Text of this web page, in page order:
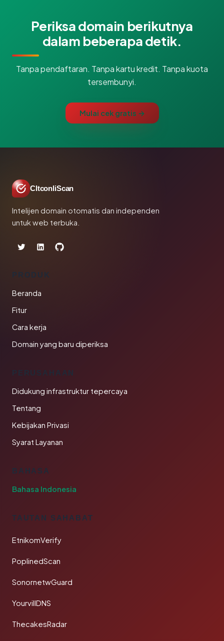
Periksa domain berikutnya
dalam beberapa detik.
Tanpa pendaftaran. Tanpa kartu kredit. Tanpa kuota
tersembunyi.
Mulai cek gratis →
CltconliScan
Intelijen domain otomatis dan independen
untuk web terbuka.
PRODUK
Beranda
Fitur
Cara kerja
Domain yang baru diperiksa
PERUSAHAAN
Didukung infrastruktur tepercaya
Tentang
Kebijakan Privasi
Syarat Layanan
BAHASA
Bahasa Indonesia
TAUTAN SAHABAT
EtnikomVerify
PoplinedScan
SonornetwGuard
YourvillDNS
ThecakesRadar